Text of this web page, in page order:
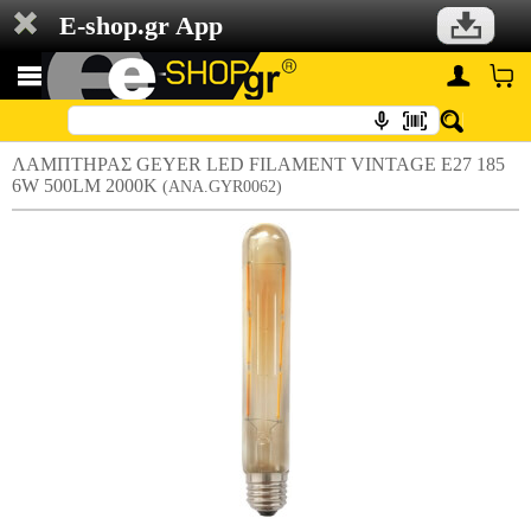
E-shop.gr App
ΛΑΜΠΤΗΡΑΣ GEYER LED FILAMENT VINTAGE E27 185
6W 500LM 2000K (ANA.GYR0062)